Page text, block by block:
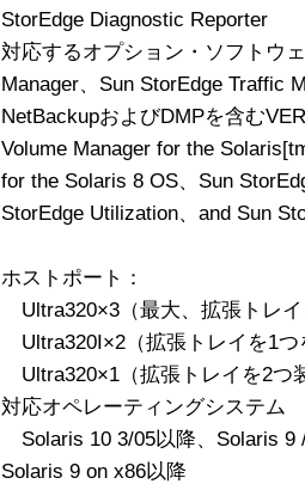
StorEdge Diagnostic Reporter
対応するオプション・ソフトウ
Manager、Sun StorEdge Traffic
NetBackupおよびDMPを含む
Volume Manager for the
for the Solaris 8 OS、Sun
StorEdge Utilization、and Sun
ホストポート：
Ultra320×3（最大、拡張トレ
Ultra320I×2（拡張トレイを1つ
Ultra320×1（拡張トレイを2つ
対応オペレーティングシステム
Solaris 10 3/05以降、Solaris 9
Solaris 9 on x86以降